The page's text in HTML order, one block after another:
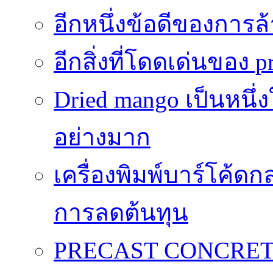
อีกหนึ่งข้อดีของการ
อีกสิ่งที่โดดเด่นของ
Dried mango เป็นห
อย่างมาก
เครื่องพิมพ์บาร์โค้ด
การลดต้นทุน
PRECAST